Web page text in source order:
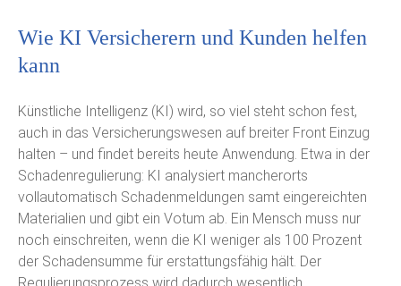
Wie KI Versicherern und Kunden helfen
kann
Künstliche Intelligenz (KI) wird, so viel steht schon fest,
auch in das Versicherungswesen auf breiter Front Einzug
halten – und findet bereits heute Anwendung. Etwa in der
Schadenregulierung: KI analysiert mancherorts
vollautomatisch Schadenmeldungen samt eingereichten
Materialien und gibt ein Votum ab. Ein Mensch muss nur
noch einschreiten, wenn die KI weniger als 100 Prozent
der Schadensumme für erstattungsfähig hält. Der